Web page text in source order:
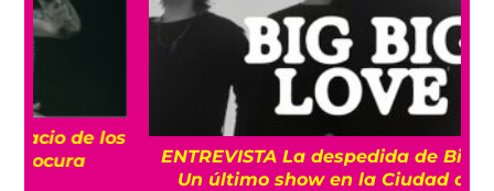
ENTREVISTA La despedida de Big Big Love:
Un último show en la Ciudad de México